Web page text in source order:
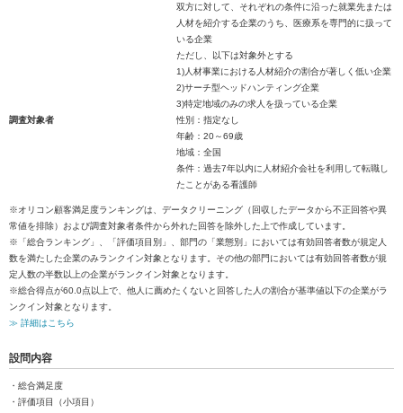
双方に対して、それぞれの条件に沿った就業先または
人材を紹介する企業のうち、医療系を専門的に扱って
いる企業
ただし、以下は対象外とする
1)人材事業における人材紹介の割合が著しく低い企業
2)サーチ型ヘッドハンティング企業
3)特定地域のみの求人を扱っている企業
調査対象者
性別：指定なし
年齢：20～69歳
地域：全国
条件：過去7年以内に人材紹介会社を利用して転職し
たことがある看護師
※オリコン顧客満足度ランキングは、データクリーニング（回収したデータから不正回答や異
常値を排除）および調査対象者条件から外れた回答を除外した上で作成しています。
※「総合ランキング」、「評価項目別」、部門の「業態別」においては有効回答者数が規定人
数を満たした企業のみランクイン対象となります。その他の部門においては有効回答者数が規
定人数の半数以上の企業がランクイン対象となります。
※総合得点が60.0点以上で、他人に薦めたくないと回答した人の割合が基準値以下の企業がラ
ンクイン対象となります。
≫ 詳細はこちら
設問内容
・総合満足度
・評価項目（小項目）